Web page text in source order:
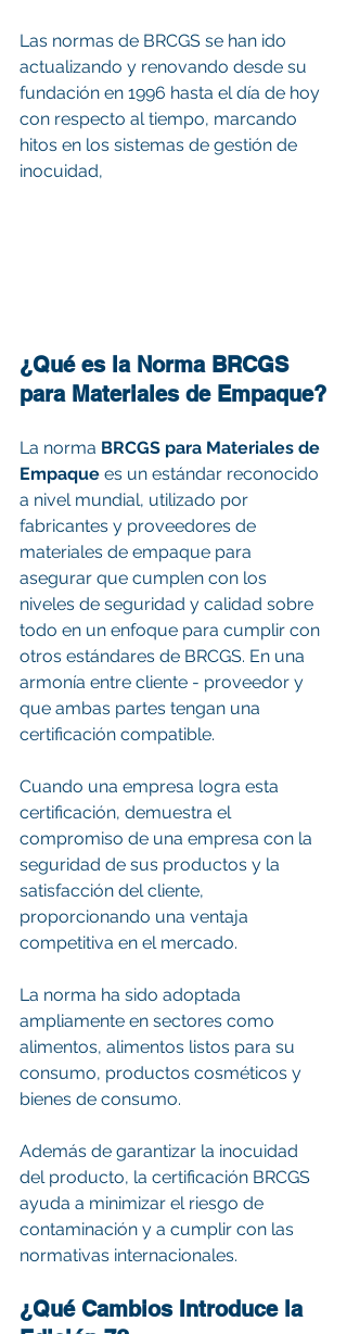
Las normas de BRCGS se han ido
actualizando y renovando desde su
fundación en 1996 hasta el día de hoy
con respecto al tiempo, marcando
hitos en los sistemas de gestión de
inocuidad,
¿Qué es la Norma BRCGS
para Materiales de Empaque?
La norma BRCGS para Materiales de
Empaque es un estándar reconocido
a nivel mundial, utilizado por
fabricantes y proveedores de
materiales de empaque para
asegurar que cumplen con los
niveles de seguridad y calidad sobre
todo en un enfoque para cumplir con
otros estándares de BRCGS. En una
armonía entre cliente - proveedor y
que ambas partes tengan una
certificación compatible.
Cuando una empresa logra esta
certificación, demuestra el
compromiso de una empresa con la
seguridad de sus productos y la
satisfacción del cliente,
proporcionando una ventaja
competitiva en el mercado.
La norma ha sido adoptada
ampliamente en sectores como
alimentos, alimentos listos para su
consumo, productos cosméticos y
bienes de consumo.
Además de garantizar la inocuidad
del producto, la certificación BRCGS
ayuda a minimizar el riesgo de
contaminación y a cumplir con las
normativas internacionales.
¿Qué Cambios Introduce la